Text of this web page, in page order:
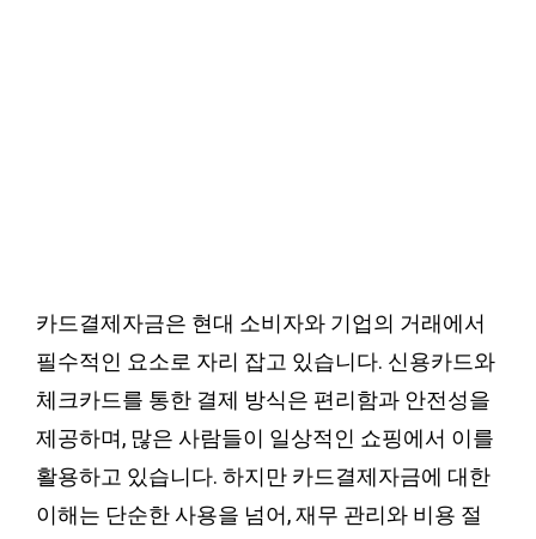
카드결제자금은 현대 소비자와 기업의 거래에서
필수적인 요소로 자리 잡고 있습니다. 신용카드와
체크카드를 통한 결제 방식은 편리함과 안전성을
제공하며, 많은 사람들이 일상적인 쇼핑에서 이를
활용하고 있습니다. 하지만 카드결제자금에 대한
이해는 단순한 사용을 넘어, 재무 관리와 비용 절